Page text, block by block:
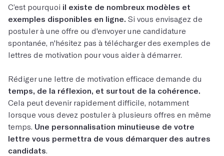
C’est pourquoi il existe de nombreux modèles et
exemples disponibles en ligne. Si vous envisagez de
postuler à une offre ou d'envoyer une candidature
spontanée, n'hésitez pas à télécharger des exemples de
lettres de motivation pour vous aider à démarrer.
Rédiger une lettre de motivation efficace demande du
temps, de la réflexion, et surtout de la cohérence.
Cela peut devenir rapidement difficile, notamment
lorsque vous devez postuler à plusieurs offres en même
temps. Une personnalisation minutieuse de votre
lettre vous permettra de vous démarquer des autres
candidats.